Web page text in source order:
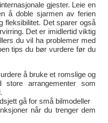
gjester. Leie en
å doble sjarmen av ferien
fleksibilitet. Det sparer også
Det er imidlertid viktig
du vil ha problemer med
tips du bør vurdere før du
å bruke et romslige og
store arrangementer som
gå for små bilmodeller
når du trenger dem